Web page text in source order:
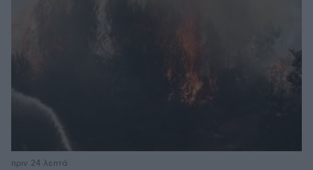
πριν 24 λεπτά